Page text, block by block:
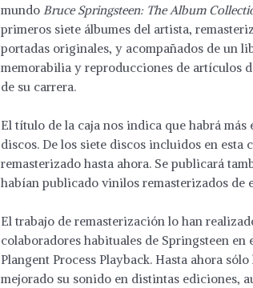
mundoBruce Springsteen: The Album
primeros siete álbumes del artista,
portadas originales, y acompañados de un
memorabilia y reproducciones de artículos
de su carrera.
El título de la caja nos indica que habrá
discos. De los siete discos incluidos en esta
remasterizado hasta ahora. Se publicará
habían publicado vinilos remasterizados de
El trabajo de remasterización lo han
colaboradores habituales de Springsteen
Plangent Process Playback. Hasta ahora
mejorado su sonido en distintas ediciones,